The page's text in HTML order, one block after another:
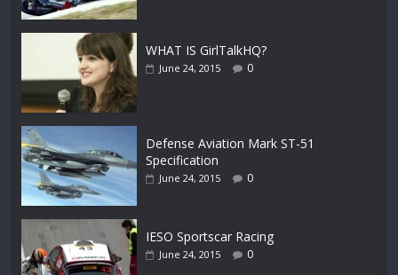
WHAT IS GirlTalkHQ?
June 24, 2015 0
Defense Aviation Mark ST-51
Specification
June 24, 2015 0
IESO Sportscar Racing
June 24, 2015 0